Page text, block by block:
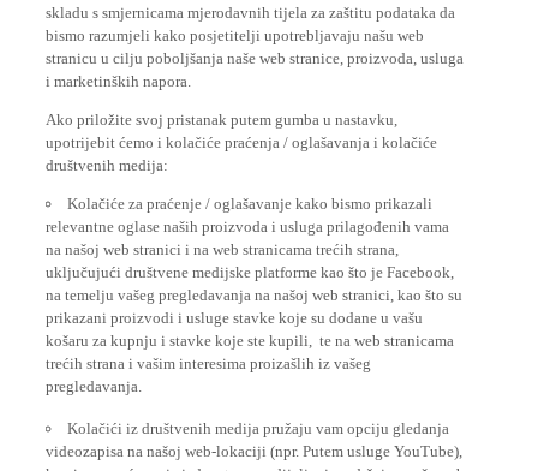
bismo razumjeli kako posjetitelji upotrebljavaju našu web
stranicu u cilju poboljšanja naše web stranice, proizvoda, usluga
i marketinških napora.
upotrijebit ćemo i kolačiće praćenja / oglašavanja i kolačiće
društvenih medija:
relevantne oglase naših proizvoda i usluga prilagođenih vama
na našoj web stranici i na web stranicama trećih strana,
uključujući društvene medijske platforme kao što je Facebook,
na temelju vašeg pregledavanja na našoj web stranici, kao što su
prikazani proizvodi i usluge stavke koje su dodane u vašu
košaru za kupnju i stavke koje ste kupili, te na web stranicama
trećih strana i vašim interesima proizašlih iz vašeg
videozapisa na našoj web-lokaciji (npr. Putem usluge YouTube),
kao i omogućavanje jednostavnog dijeljenja sadržaja s naše web